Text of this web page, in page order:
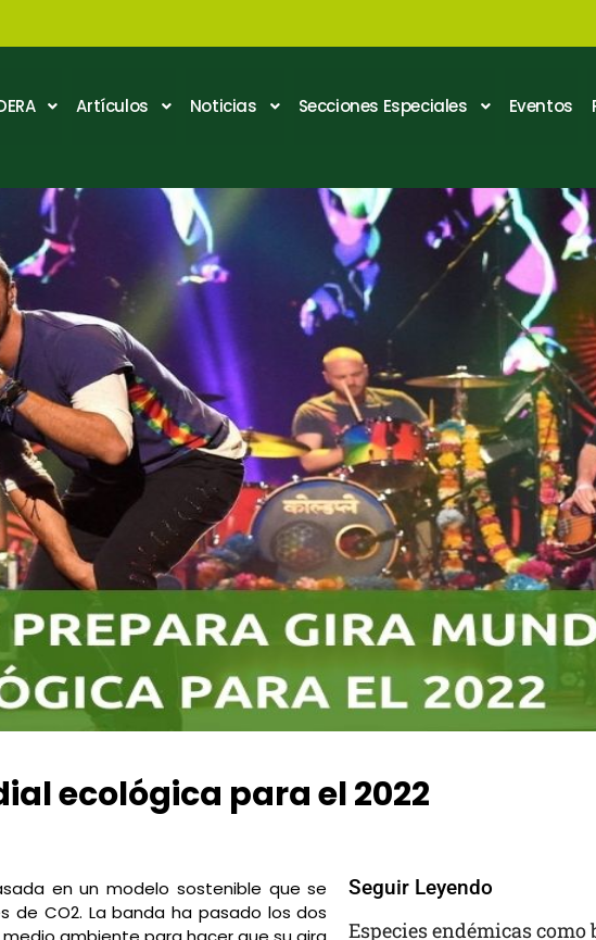
Artículos Noticias Secciones Especiales Eventos
ecológica para el 2022
en un modelo sostenible que se
de CO2. La banda ha pasado los dos
Seguir Leyendo
Especies endémicas